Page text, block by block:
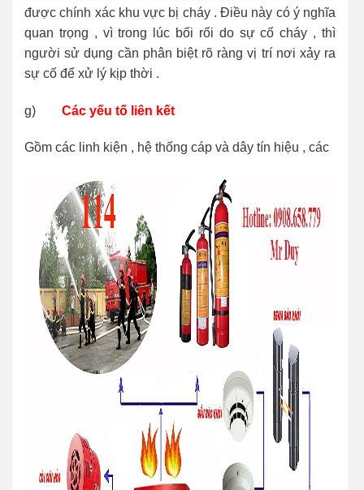
được chính xác khu vực bị cháy . Điều này có ý nghĩa
quan trọng , vì trong lúc bối rối do sự cố cháy , thì
người sử dụng cần phân biệt rõ ràng vị trí nơi xảy ra
sự cố để xử lý kịp thời .
g) Các yếu tố liên kết
Gồm các linh kiện , hệ thống cáp và dây tín hiệu , các